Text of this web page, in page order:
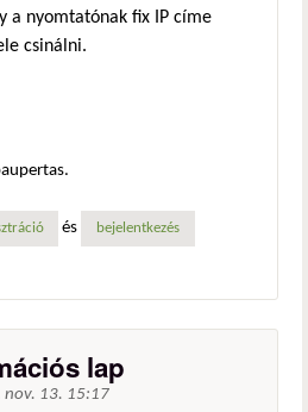
a nyomtatónak fix IP címe
csinálni.
és bejelentkezés
lap
nov. 13. 15:17